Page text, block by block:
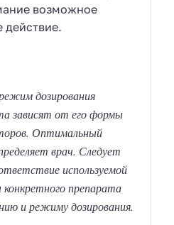
возможное
действие.
дозирования
зависят от его формы
Оптимальный
врач. Следует
используемой
препарата
и режиму дозирования.